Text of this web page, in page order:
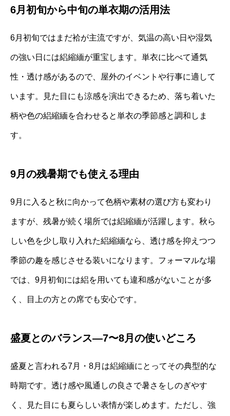
6月初旬から中旬の単衣期の活用法
6月初旬ではまだ袷が主流ですが、気温の高い日や湿気
の強い日には絽縮緬が重宝します。単衣に比べて通気
性・透け感があるので、屋外のイベントや行事に適して
います。見た目にも涼感を演出できるため、落ち着いた
柄や色の絽縮緬を合わせると単衣の季節感と調和しま
す。
9月の残暑期でも使える理由
9月に入ると秋に向かって色柄や素材の選び方も変わり
ますが、残暑が続く場所では絽縮緬が活躍します。秋ら
しい色を少し取り入れた絽縮緬なら、透け感を抑えつつ
季節の趣を感じさせる装いになります。フォーマルな場
では、9月初旬には絽を用いても違和感がないことが多
く、目上の方との席でも安心です。
盛夏とのバランス―7〜8月の使いどころ
盛夏と言われる7月・8月は絽縮緬にとってその典型的な
時期です。透け感や風通しの良さで暑さをしのぎやす
く、見た目にも夏らしい表情が楽しめます。ただし、強